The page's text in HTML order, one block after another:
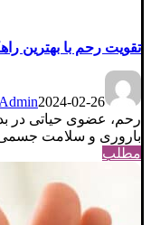
تقویت رحم با بهترین
Admin2024-02-26
رحم، عضوی حیاتی در
باروری و سلامت جسمی
مطلب